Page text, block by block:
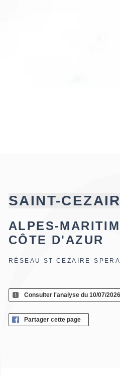
SAINT-
ALPES-
CÔTE D'AZUR
RÉSEAU ST CEZAIRE-
Consulter l'analyse du 10/07/2026
Partager cette page